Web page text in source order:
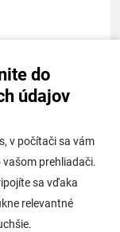
do
údajov
v počítači sa vám
prehliadači.
sa vďaka
relevantné